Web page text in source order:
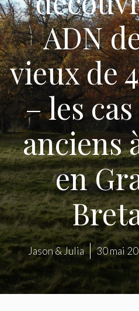
ADN
vieux de
– les
anciens
en
Jason & Julia 30 mai